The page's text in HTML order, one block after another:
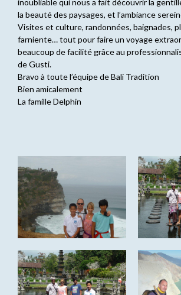
inoubliable qui nous a fait découvrir la
la beauté des paysages, et l’ambiance
Visites et culture, randonnées, baignades,
farniente… tout pour faire un voyage
beaucoup de facilité grâce au
de Gusti.
Bravo à toute l’équipe de Bali Tradition
Bien amicalement
La famille Delphin